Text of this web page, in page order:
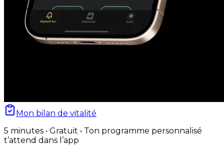
Mon bilan de vitalité
5 minutes • Gratuit • Ton programme personnalisé
t’attend dans l’app